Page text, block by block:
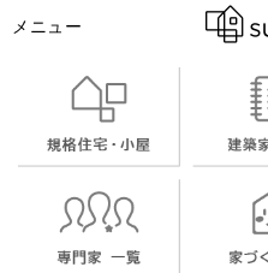
メニュー